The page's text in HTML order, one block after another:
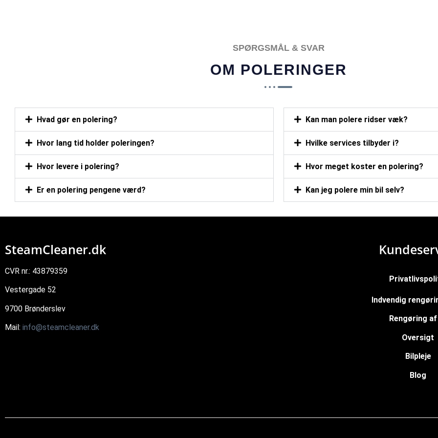
SPØRGSMÅL & SVAR
OM POLERINGER
Hvad gør en polering?
Hvor lang tid holder poleringen?
Hvor levere i polering?
Er en polering pengene værd?
Kan man polere ridser væk?
Hvilke services tilbyder i?
Hvor meget koster en polering?
Kan jeg polere min bil selv?
SteamCleaner.dk
CVR nr.: 43879359
Vestergade 52
9700 Brønderslev
Mail: info@steamcleaner.dk
Indvendig
Rengøring af
Oversigt
Bilpleje
Blog